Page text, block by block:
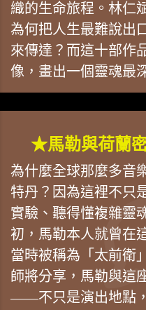
織的生命旅程。林仁
為何把人生最難說出
來傳達？而這十部作
像，畫出一個靈魂最
★馬勒與荷蘭
為什麼全球那麼多音
特丹？因為這裡不只
實驗、聽得懂複雜靈
初，馬勒本人就曾在
當時被稱為「太前衛
師將分享，馬勒與這
——不只是演出地點